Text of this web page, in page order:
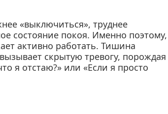
«выключиться», труднее
состояние покоя. Именно поэтому,
активно работать. Тишина
скрытую тревогу, порождая
я отстаю?» или «Если я просто